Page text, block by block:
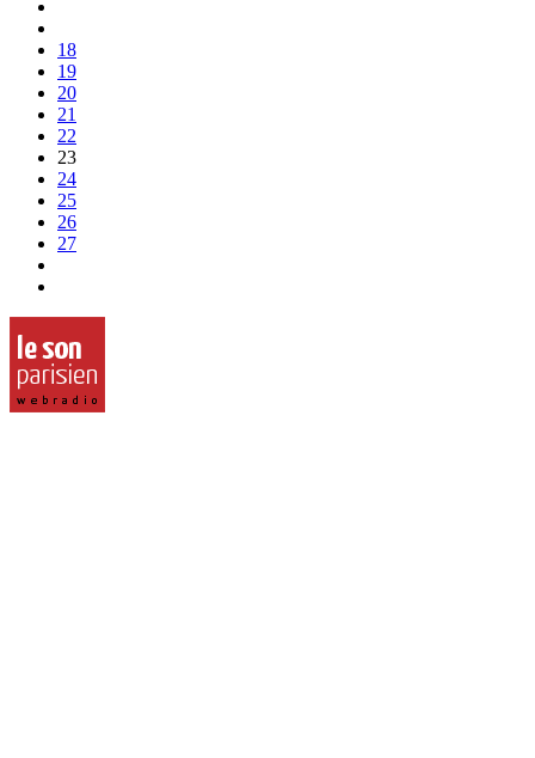
18
19
20
21
22
23
24
25
26
27